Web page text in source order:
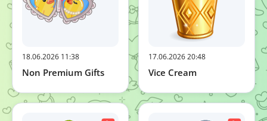
18.06.2026 11:38
Non Premium Gifts
17.06.2026 20:48
Vice Cream